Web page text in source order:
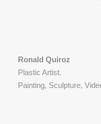
Ronald Quiroz
Plastic Artist.
Painting, Sculpture,